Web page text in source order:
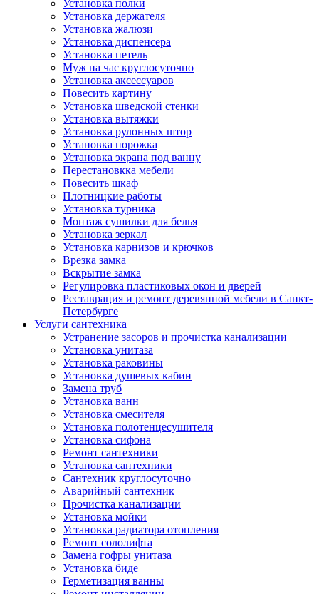
Установка полки
Установка держателя
Установка жалюзи
Установка диспенсера
Установка петель
Муж на час круглосуточно
Установка аксессуаров
Повесить картину
Установка шведской стенки
Установка вытяжки
Установка рулонных штор
Установка порожка
Установка экрана под ванну
Перестановкка мебели
Повесить шкаф
Плотницкие работы
Установка турника
Монтаж сушилки для белья
Установка зеркал
Установка карнизов и крючков
Врезка замка
Вскрытие замка
Регулировка пластиковых окон и дверей
Реставрация и ремонт деревянной мебели в Санкт-
Петербурге
Услуги сантехника
Устранение засоров и прочистка канализации
Установка унитаза
Установка раковины
Установка душевых кабин
Замена труб
Установка ванн
Установка смесителя
Установка полотенцесушителя
Установка сифона
Ремонт сантехники
Установка сантехники
Сантехник круглосуточно
Аварийный сантехник
Прочистка канализации
Установка мойки
Установка радиатора отопления
Ремонт сололифта
Замена гофры унитаза
Установка биде
Герметизация ванны